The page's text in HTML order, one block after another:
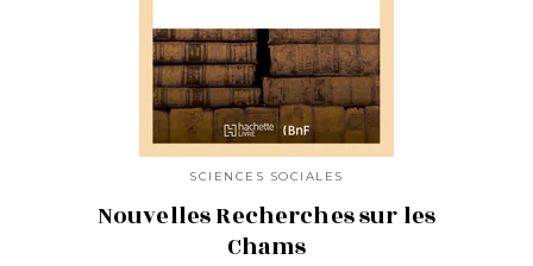
SCIENCES SOCIALES
Nouvelles Recherches sur les
Chams